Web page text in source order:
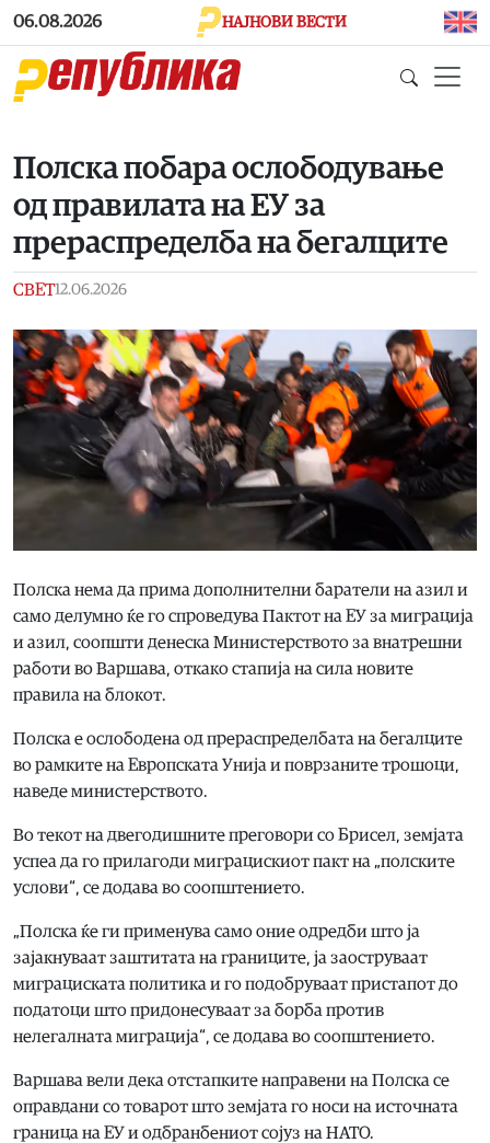
Skip to main content
06.08.2026 НАЈНОВИ ВЕСТИ
Полска побара ослободување
од правилата на ЕУ за
прераспределба на бегалците
СВЕТ12.06.2026
Полска нема да прима дополнителни баратели на азил и
само делумно ќе го спроведува Пактот на ЕУ за миграција
и азил, соопшти денеска Министерството за внатрешни
работи во Варшава, откако стапија на сила новите
правила на блокот.
Полска е ослободена од прераспределбата на бегалците
во рамките на Европската Унија и поврзаните трошоци,
наведе министерството.
Во текот на двегодишните преговори со Брисел, земјата
успеа да го прилагоди миграцискиот пакт на „полските
услови“, се додава во соопштението.
„Полска ќе ги применува само оние одредби што ја
зајакнуваат заштитата на границите, ја заоструваат
миграциската политика и го подобруваат пристапот до
податоци што придонесуваат за борба против
нелегалната миграција“, се додава во соопштението.
Варшава вели дека отстапките направени на Полска се
оправдани со товарот што земјата го носи на источната
граница на ЕУ и одбранбениот сојуз на НАТО.